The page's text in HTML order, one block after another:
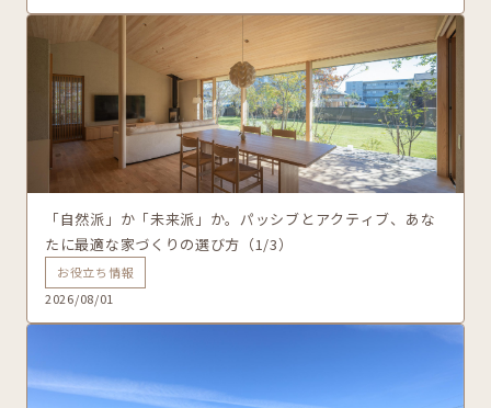
「自然派」か「未来派」か。パッシブとアクティブ、あな
たに最適な家づくりの選び方（1/3）
お役立ち情報
2026/08/01